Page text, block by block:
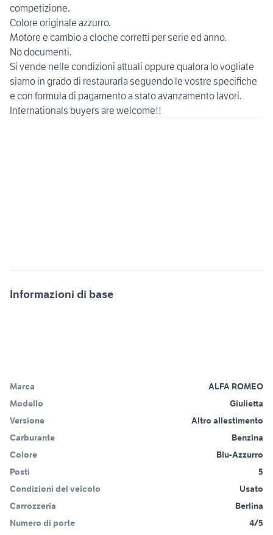
competizione.
Colore originale azzurro.
Motore e cambio a cloche corretti per serie ed anno.
No documenti.
Si vende nelle condizioni attuali oppure qualora lo vogliate
siamo in grado di restaurarla seguendo le vostre specifiche
e con formula di pagamento a stato avanzamento lavori.
Informazioni di base
Marca
ALFA ROMEO
Modello
Giulietta
Versione
Altro allestimento
Carburante
Benzina
Colore
Blu-Azzurro
Posti
5
Condizioni del veicolo
Usato
Carrozzeria
Berlina
Numero di porte
4/5